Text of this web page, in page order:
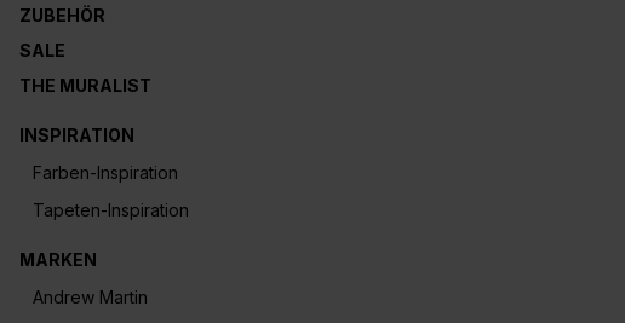
ZUBEHÖR
SALE
THE MURALIST
INSPIRATION
Farben-Inspiration
Tapeten-Inspiration
MARKEN
Andrew Martin